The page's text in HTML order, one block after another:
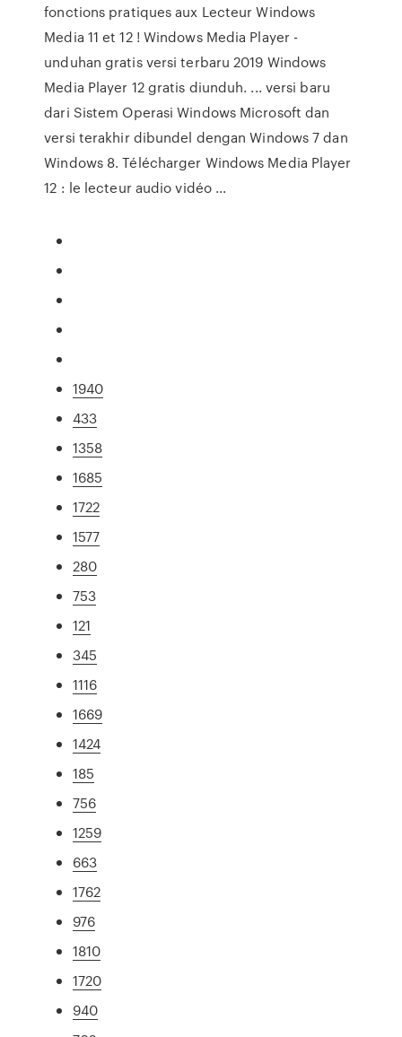
fonctions pratiques aux Lecteur Windows
Media 11 et 12 ! Windows Media Player -
unduhan gratis versi terbaru 2019 Windows
Media Player 12 gratis diunduh. ... versi baru
dari Sistem Operasi Windows Microsoft dan
versi terakhir dibundel dengan Windows 7 dan
Windows 8. Télécharger Windows Media Player
12 : le lecteur audio vidéo ...
1940
433
1358
1685
1722
1577
280
753
121
345
1116
1669
1424
185
756
1259
663
1762
976
1810
1720
940